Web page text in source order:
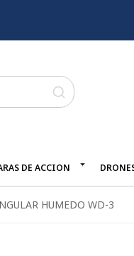
DE ACCION
HUMEDO WD-3